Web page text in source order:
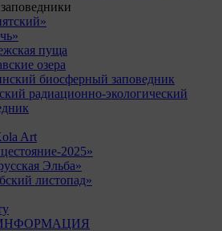
пуща
озера
биосферный заповедник
радиационно-экологический
Art
2025»
Эльба»
листопад»